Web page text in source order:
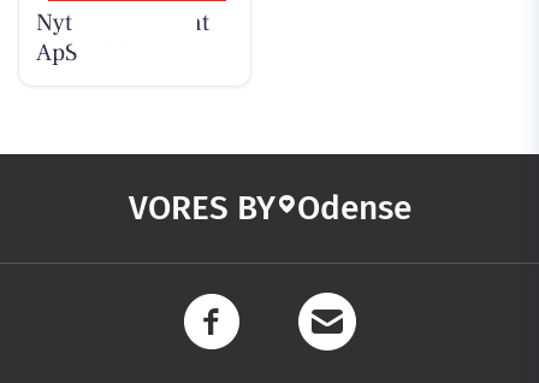
Nyt fra Fairpaint
ApS
VORES BY Odense